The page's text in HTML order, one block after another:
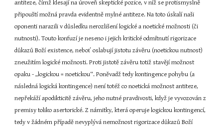
antiteze, čímž klesají na úroveň skeptické pozice, v níž se protismyslně
připouští možná pravda evidentně mylné antiteze. Na toto úskalí naši
oponenti narazili v důsledku nerozlišení logické a noetické možnosti (či
nutnosti). Touto konfuzí je neseno i jejich kritické odmítnutí rigorizace
důkazů Boží existence, neboť oslabují jistotu závěru (noetickou nutnost)
zneužitím logické možnosti. Proti jistotě závěru totiž stavějí možnost
opaku - „logickou = noetickou“. Poněvadž tedy kontingence pohybu (a
následná logická kontingence) není totéž co noetická možnost antiteze,
nepřekáží apodikticitě závěru, jeho nutné pravdivosti, když je vyvozován z
premisy toliko asertorické. Z námitky, která operuje logickou kontingencí,
tedy v žádném případě nevyplývá nemožnost rigorizace důkazů Boží